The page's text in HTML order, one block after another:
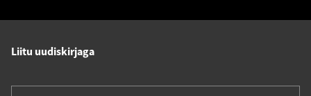
Liitu uudiskirjaga